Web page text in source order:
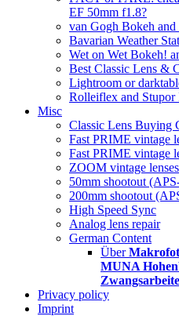
EF 50mm f1.8?
van Gogh Bokeh
Bavarian Weather
Wet on Wet Bokeh!
Best Classic Lens &
Lightroom or
Rolleiflex and Stupor
Misc
Classic Lens Buying
Fast PRIME vintage
Fast PRIME vintage
ZOOM vintage lenses
50mm shootout
200mm shootout
High Speed Sync
Analog lens repair
German Content
Über
MUNA
Privacy policy
Imprint